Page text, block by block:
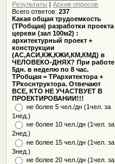
Результаты |Архив опросов
Всего ответов:237
Какая общая трудоемкость
(ТРобщая) разработки проекта
церкви (зал 100м2) :
архитектурный проект +
конструкции
(АС,АСИ,КЖ,КЖИ,КМ,КМД) в
ЧЕЛОВЕКО-ДНЯХ? При работе
5дн. в неделю по 8 час.
ТРобщая = ТРархитектора +
ТРкоснтруктора. Отвечают
ВСЕ, КТО НЕ УЧАСТВУЕТ В
ПРОЕКТИРОВАНИИ!!!
не более 5 чел./дн (1чел. за
1нед.)
не более 10 чел./дн (1чел. за
2нед.)
не более 15 чел./дн (1чел. за
3нед.)
не более 20 чел./дн (1чел. за